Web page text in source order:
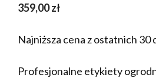
359,00zł
Najniższa cena z ostatnich 30
Profesjonalne etykiety